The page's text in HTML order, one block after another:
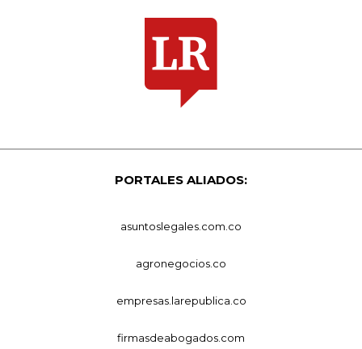
PORTALES ALIADOS:
asuntoslegales.com.co
agronegocios.co
empresas.larepublica.co
firmasdeabogados.com